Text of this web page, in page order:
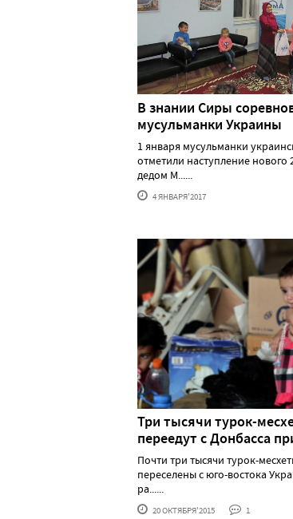
В знании Сиры
мусульманки Украины
1 января мусульманки
отметили наступление нового
дедом М......
4 ЯНВАРЯ'2017
Три тысячи турок-
переедут с Донбасса
Почти три тысячи турок-
переселены с юго-востока
ра......
20 ОКТЯБРЯ'2015 1